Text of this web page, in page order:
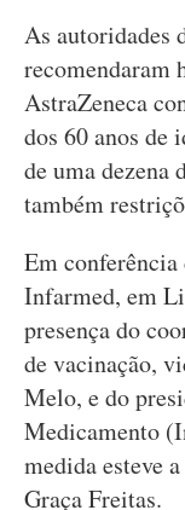
As autoridades
recomendaram
AstraZeneca
dos 60 anos de
de uma dezena
também
Em
Infarmed, em
presença do
de vacinação,
Melo, e do
Medicamento
medida esteve
Graça Freitas.